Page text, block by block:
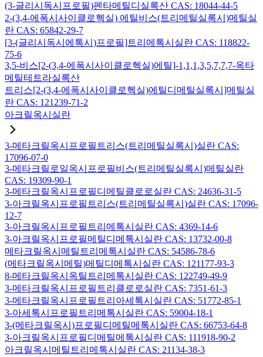
(3-글리시독시프로필)펜타메틸디실록산 CAS: 18044-44-5
2-(3,4-에폭시사이클로헥실) 에틸비스(트리메틸실록시)메틸실
란 CAS: 65842-29-7
[3-(글리시독시에톡시)프로필]트리메톡시실란 CAS: 118822-
75-6
3,5-비스[2-(3,4-에폭시사이클로헥실)에틸]-1,1,1,3,5,7,7,7-옥타
메틸테트라실록산
트리스[2-(3,4-에폭시사이클로헥실)에틸디메틸실록시]메틸실
란 CAS: 121239-71-2
아크릴옥시실란
3-메타크릴옥시프로필트리스(트리메틸실록시)실란 CAS:
17096-07-0
3-메타크릴로일옥시프로필비스(트리메틸실록시)메틸실란
CAS: 19309-90-1
3-메타크릴옥시프로필디메틸클로로실란 CAS: 24636-31-5
3-아크릴옥시프로필트리스(트리메틸실록시)실란 CAS: 17096-
12-7
3-아크릴옥시프로필트리메톡시실란 CAS: 4369-14-6
3-아크릴옥시프로필메틸디메톡시실란 CAS: 13732-00-8
메타크릴옥시메틸트리메톡시실란 CAS: 54586-78-6
(메타크릴옥시메틸)메틸디메톡시실란 CAS: 121177-93-3
8-메타크릴옥시옥틸트리메톡시실란 CAS: 122749-49-9
3-메타크릴옥시프로필트리클로로실란 CAS: 7351-61-3
3-메타크릴옥시프로필트리아세톡시실란 CAS: 51772-85-1
3-아세톡시프로필트리메톡시실란 CAS: 59004-18-1
3-(메타크릴옥시)프로필디메틸메톡시실란 CAS: 66753-64-8
3-아크릴옥시프로필디메틸메톡시실란 CAS: 111918-90-2
아크릴옥시메틸트리메톡시실란 CAS: 21134-38-3